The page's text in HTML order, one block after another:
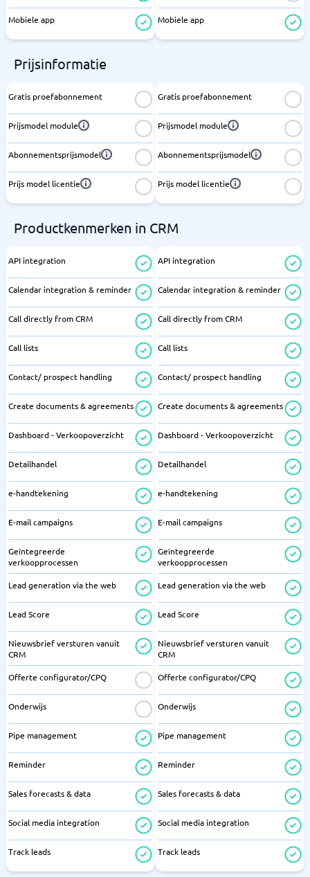
Mobiele app Mobiele app
Prijsinformatie
Gratis proefabonnement
Prijsmodel module
Abonnementsprijsmodel
Prijs model licentie
Gratis proefabonnement
Prijsmodel module
Abonnementsprijsmodel
Prijs model licentie
Productkenmerken in CRM
API integration
Calendar integration & reminder
Call directly from CRM
Call lists
Contact/ prospect handling
Create documents & agreements
Dashboard - Verkoopoverzicht
Detailhandel
e-handtekening
E-mail campaigns
Geïntegreerde
verkoopprocessen
Lead generation via the web
Lead Score
Nieuwsbrief versturen vanuit
CRM
Offerte configurator/CPQ
Onderwijs
Pipe management
Reminder
Sales forecasts & data
Social media integration
Track leads
API integration
Calendar integration & reminder
Call directly from CRM
Call lists
Contact/ prospect handling
Create documents & agreements
Dashboard - Verkoopoverzicht
Detailhandel
e-handtekening
E-mail campaigns
Geïntegreerde
verkoopprocessen
Lead generation via the web
Lead Score
Nieuwsbrief versturen vanuit
CRM
Offerte configurator/CPQ
Onderwijs
Pipe management
Reminder
Sales forecasts & data
Social media integration
Track leads